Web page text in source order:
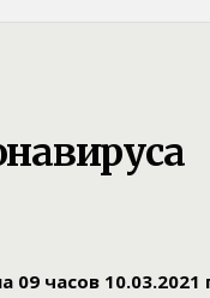
часов